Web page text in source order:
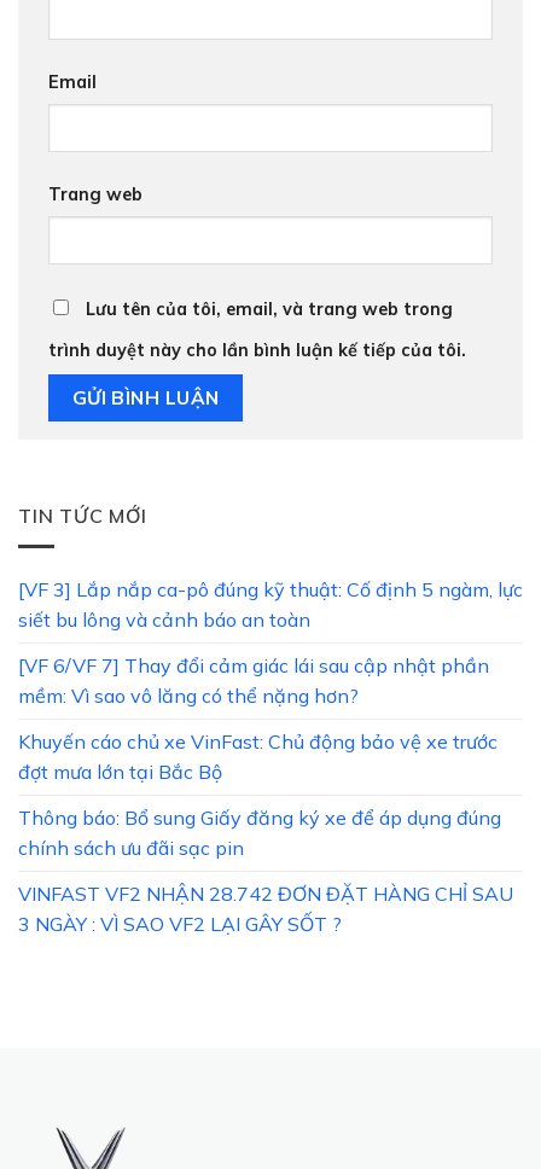
Email
Trang web
Lưu tên của tôi, email, và trang web trong
trình duyệt này cho lần bình luận kế tiếp của tôi.
TIN TỨC MỚI
[VF 3] Lắp nắp ca-pô đúng kỹ thuật: Cố định 5 ngàm, lực
siết bu lông và cảnh báo an toàn
[VF 6/VF 7] Thay đổi cảm giác lái sau cập nhật phần
mềm: Vì sao vô lăng có thể nặng hơn?
Khuyến cáo chủ xe VinFast: Chủ động bảo vệ xe trước
đợt mưa lớn tại Bắc Bộ
Thông báo: Bổ sung Giấy đăng ký xe để áp dụng đúng
chính sách ưu đãi sạc pin
VINFAST VF2 NHẬN 28.742 ĐƠN ĐẶT HÀNG CHỈ SAU
3 NGÀY : VÌ SAO VF2 LẠI GÂY SỐT ?